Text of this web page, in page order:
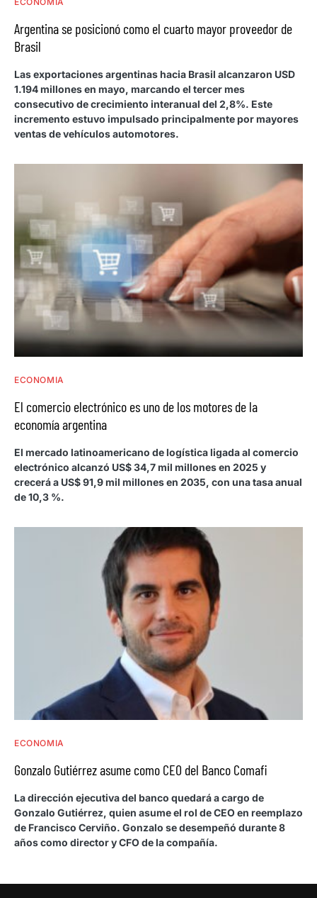
Argentina se posicionó como el cuarto mayor proveedor de
Brasil
Las exportaciones argentinas hacia Brasil alcanzaron USD
1.194 millones en mayo, marcando el tercer mes
consecutivo de crecimiento interanual del 2,8%. Este
incremento estuvo impulsado principalmente por mayores
ventas de vehículos automotores.
ECONOMIA
El comercio electrónico es uno de los motores de la
economía argentina
El mercado latinoamericano de logística ligada al comercio
electrónico alcanzó US$ 34,7 mil millones en 2025 y
crecerá a US$ 91,9 mil millones en 2035, con una tasa anual
de 10,3 %.
ECONOMIA
Gonzalo Gutiérrez asume como CEO del Banco Comafi
La dirección ejecutiva del banco quedará a cargo de
Gonzalo Gutiérrez, quien asume el rol de CEO en reemplazo
de Francisco Cerviño. Gonzalo se desempeñó durante 8
años como director y CFO de la compañía.